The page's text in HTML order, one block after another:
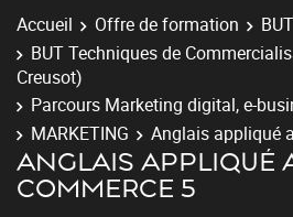
Accueil Offre de formation
BUT
BUT Techniques de
Creusot)
Parcours Marketing digital, e-
MARKETING
Anglais appliqué
ANGLAIS APPLIQUÉ
COMMERCE 5